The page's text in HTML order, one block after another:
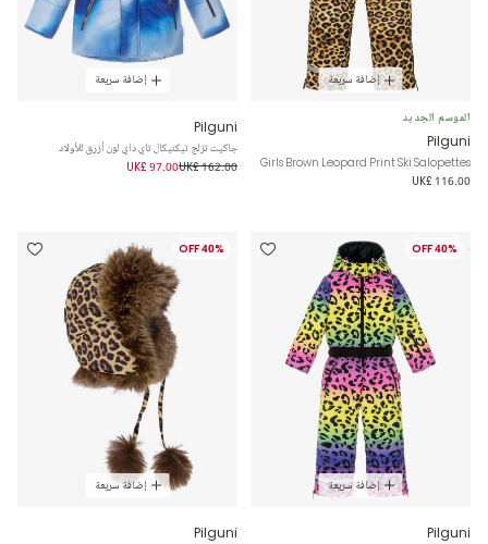
إضافة سريعة
الموسم الجديد
Pilguni
Girls Brown Leopard Print Ski Salopettes
UK£ 116.00
إضافة سريعة
Pilguni
جاكيت تزلج تيكنيكال تاي داي لون أزرق للأولاد
UK£ 162.00
UK£ 97.00
40% OFF
إضافة سريعة
Pilguni
40% OFF
إضافة سريعة
Pilguni